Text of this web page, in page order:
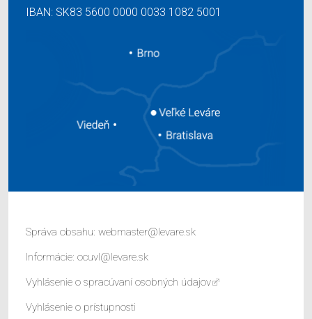
IBAN: SK83 5600 0000 0033 1082 5001
Správa obsahu: webmaster@levare.sk
Informácie: ocuvl@levare.sk
Vyhlásenie o spracúvaní osobných údajov
Vyhlásenie o prístupnosti